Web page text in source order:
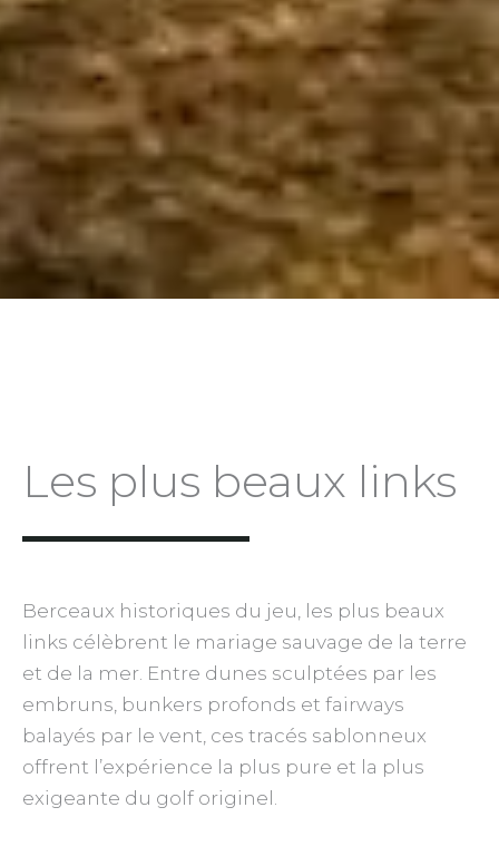
Les plus beaux links
Berceaux historiques du jeu, les plus beaux
links célèbrent le mariage sauvage de la terre
et de la mer. Entre dunes sculptées par les
embruns, bunkers profonds et fairways
balayés par le vent, ces tracés sablonneux
offrent l’expérience la plus pure et la plus
exigeante du golf originel.